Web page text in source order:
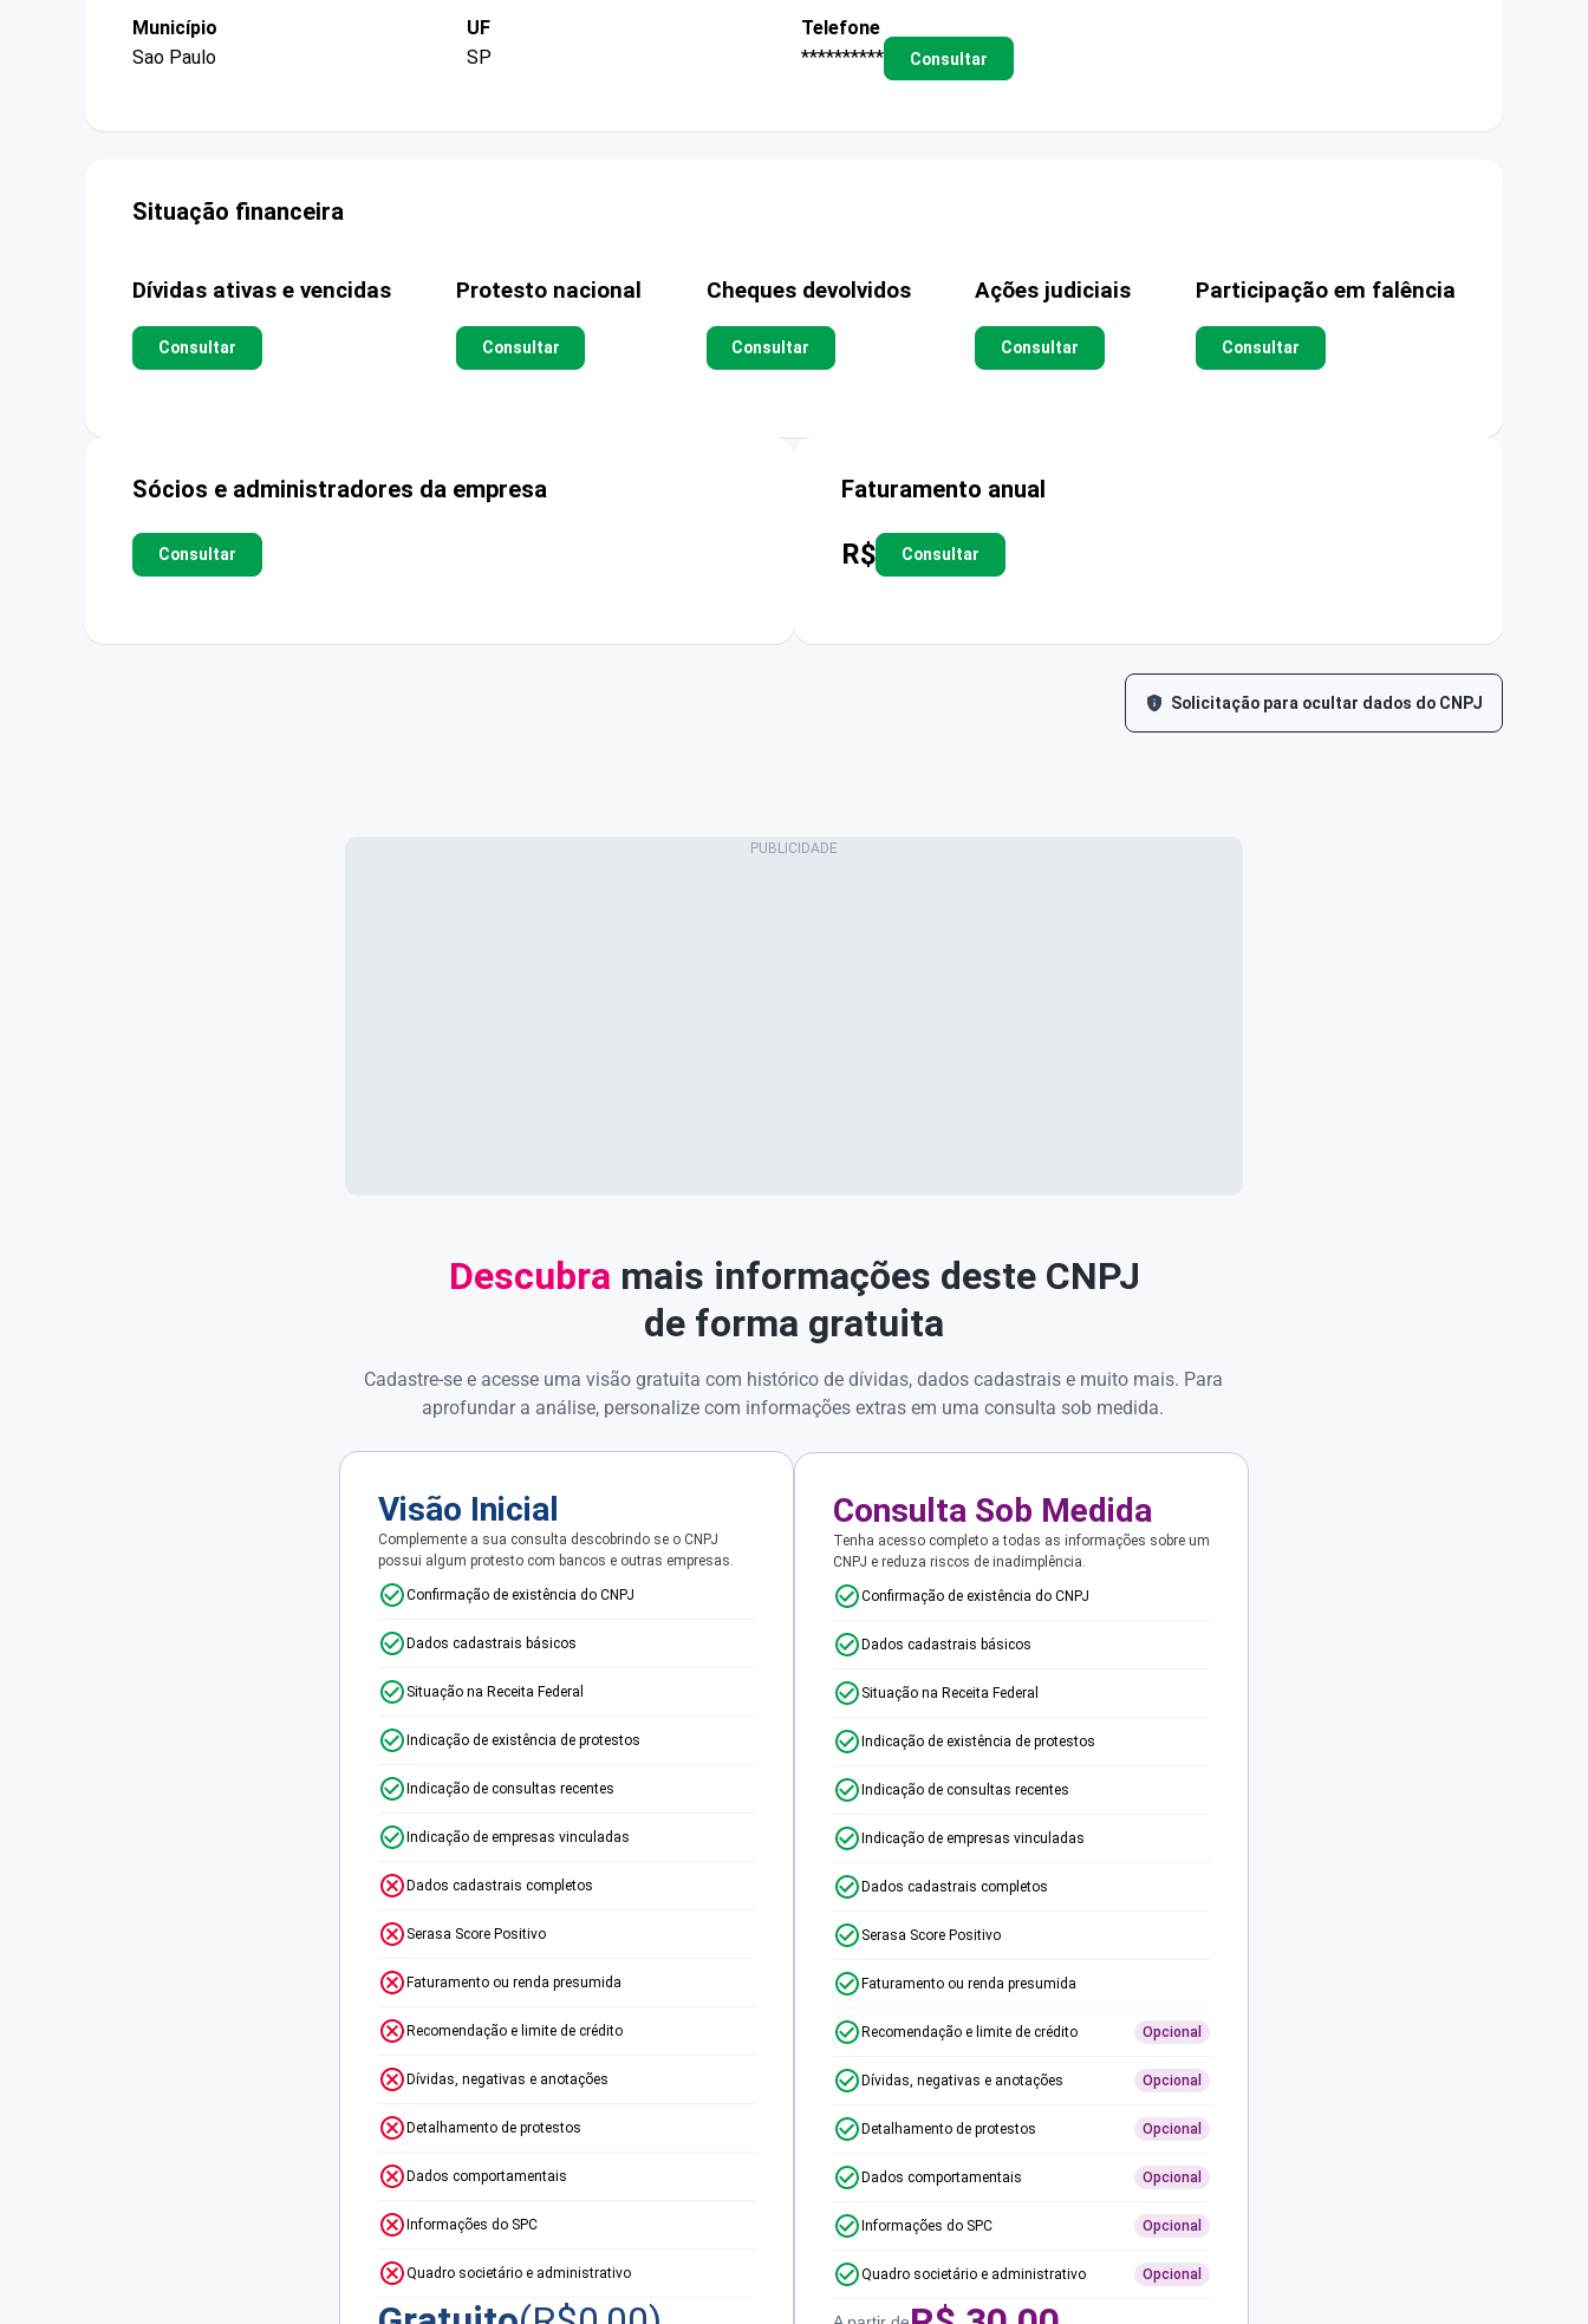
Município
Sao Paulo
UF
SP
Telefone
**********
Consultar
Situação financeira
Dívidas ativas e vencidas
Consultar
Protesto nacional
Consultar
Cheques devolvidos
Consultar
Ações judiciais
Consultar
Participação em falência
Consultar
Sócios e administradores da empresa
Consultar
Faturamento anual
R$ Consultar
Solicitação para ocultar dados do CNPJ
Descubra mais informações deste CNPJ
de forma gratuita
Cadastre-se e acesse uma visão gratuita com histórico de dívidas, dados cadastrais e muito mais. Para
aprofundar a análise, personalize com informações extras em uma consulta sob medida.
Visão Inicial
Complemente a sua consulta descobrindo se o CNPJ
possui algum protesto com bancos e outras empresas.
Confirmação de existência do CNPJ
Dados cadastrais básicos
Situação na Receita Federal
Indicação de existência de protestos
Indicação de consultas recentes
Indicação de empresas vinculadas
Dados cadastrais completos
Serasa Score Positivo
Faturamento ou renda presumida
Recomendação e limite de crédito
Dívidas, negativas e anotações
Detalhamento de protestos
Dados comportamentais
Informações do SPC
Quadro societário e administrativo
Consulta Sob Medida
Tenha acesso completo a todas as informações sobre um
CNPJ e reduza riscos de inadimplência.
Confirmação de existência do CNPJ
Dados cadastrais básicos
Situação na Receita Federal
Indicação de existência de protestos
Indicação de consultas recentes
Indicação de empresas vinculadas
Dados cadastrais completos
Serasa Score Positivo
Faturamento ou renda presumida
Recomendação e limite de crédito Opcional
Dívidas, negativas e anotações Opcional
Detalhamento de protestos Opcional
Dados comportamentais Opcional
Informações do SPC Opcional
Quadro societário e administrativo Opcional